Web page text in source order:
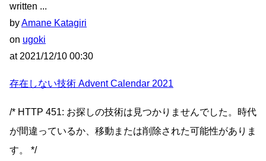
written
byAmane Katagiri
on ugoki
at 2021/12/10 00:30
存在しない技術 Advent Calendar 2021
/* HTTP 451: お探しの技術は見つかりませんでした。時代
が間違っているか、移動または削除された可能性がありま
す。 */